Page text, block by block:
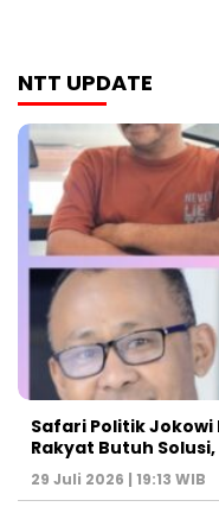
NTT UPDATE
Safari Politik Jokowi
Rakyat Butuh
29 Juli 2026 | 19:13 WIB